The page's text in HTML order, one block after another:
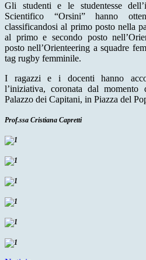
Gli studenti e le studentesse
Scientifico “Orsini” hanno
classificandosi al primo posto nella
al primo e secondo posto
posto nell’Orienteering a squadre
tag rugby femminile.
I ragazzi e i docenti hanno
l’iniziativa, coronata dal momento
Palazzo dei Capitani, in Piazza del
Prof.ssa Cristiana Capretti